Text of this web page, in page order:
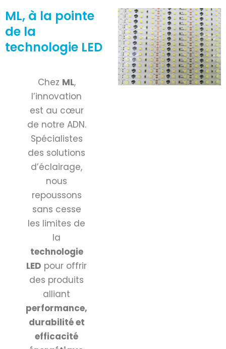
ML, à la pointe
de la
technologie LED
Chez ML,
l’innovation
est au cœur
de notre ADN.
Spécialistes
des solutions
d’éclairage,
nous
repoussons
sans cesse
les limites de
la
technologie
LED pour offrir
des produits
alliant
performance,
durabilité et
efficacité